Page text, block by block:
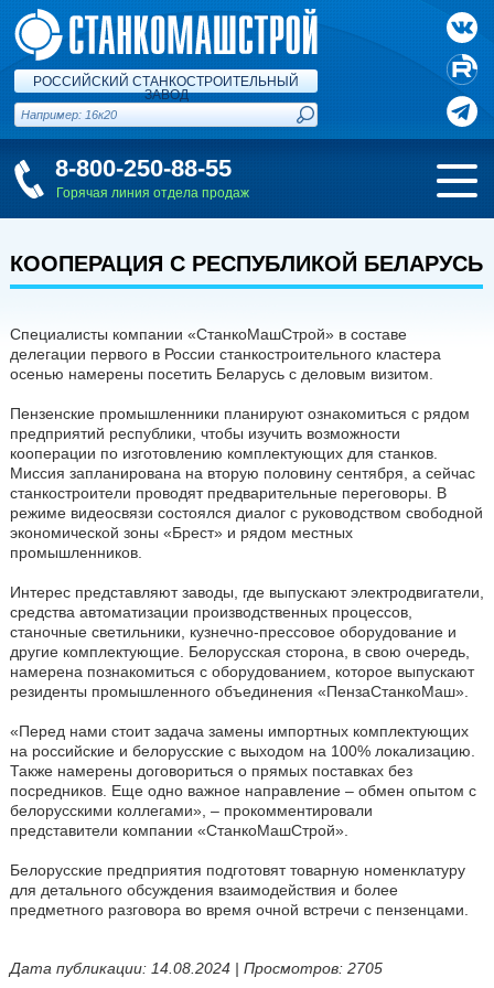
РОССИЙСКИЙ СТАНКОСТРОИТЕЛЬНЫЙ
ЗАВОД
8-800-250-88-55
Горячая линия отдела продаж
КООПЕРАЦИЯ С РЕСПУБЛИКОЙ БЕЛАРУСЬ
Специалисты компании «СтанкоМашСтрой» в составе
делегации первого в России станкостроительного кластера
осенью намерены посетить Беларусь с деловым визитом.
Пензенские промышленники планируют ознакомиться с рядом
предприятий республики, чтобы изучить возможности
кооперации по изготовлению комплектующих для станков.
Миссия запланирована на вторую половину сентября, а сейчас
станкостроители проводят предварительные переговоры. В
режиме видеосвязи состоялся диалог с руководством свободной
экономической зоны «Брест» и рядом местных
промышленников.
Интерес представляют заводы, где выпускают электродвигатели,
средства автоматизации производственных процессов,
станочные светильники, кузнечно-прессовое оборудование и
другие комплектующие. Белорусская сторона, в свою очередь,
намерена познакомиться с оборудованием, которое выпускают
резиденты промышленного объединения «ПензаСтанкоМаш».
«Перед нами стоит задача замены импортных комплектующих
на российские и белорусские с выходом на 100% локализацию.
Также намерены договориться о прямых поставках без
посредников. Еще одно важное направление – обмен опытом с
белорусскими коллегами», – прокомментировали
представители компании «СтанкоМашСтрой».
Белорусские предприятия подготовят товарную номенклатуру
для детального обсуждения взаимодействия и более
предметного разговора во время очной встречи с пензенцами.
Дата публикации: 14.08.2024 | Просмотров: 2705